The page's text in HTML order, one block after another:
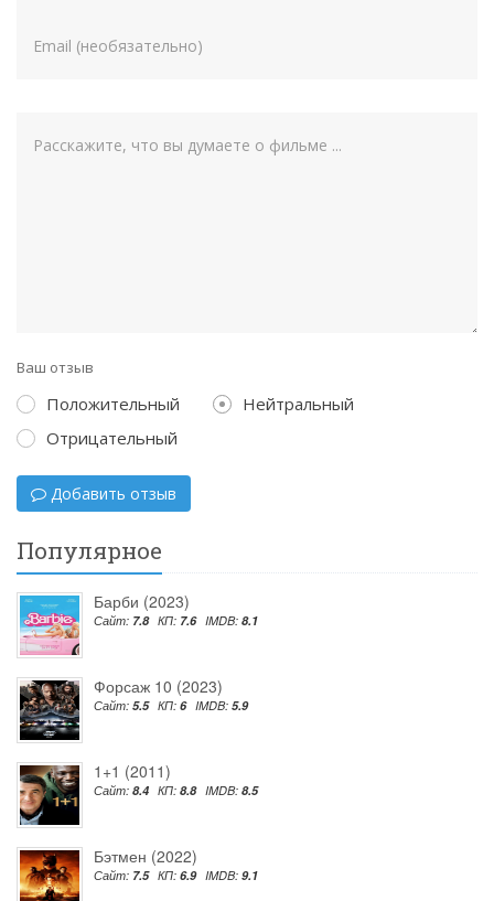
Ваш отзыв
Положительный
Нейтральный
Отрицательный
Добавить отзыв
Популярное
Барби (2023)
Сайт: 7.8 КП: 7.6 IMDB: 8.1
Форсаж 10 (2023)
Сайт: 5.5 КП: 6 IMDB: 5.9
1+1 (2011)
Сайт: 8.4 КП: 8.8 IMDB: 8.5
Бэтмен (2022)
Сайт: 7.5 КП: 6.9 IMDB: 9.1